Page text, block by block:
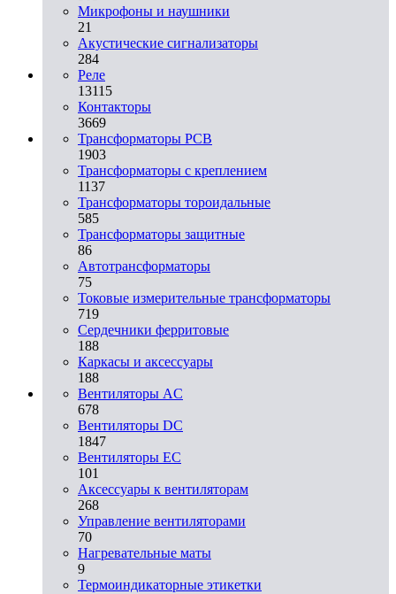
Микрофоны и наушники
21
Акустические сигнализаторы
284
Реле
13115
Контакторы
3669
Трансформаторы PCB
1903
Трансформаторы с креплением
1137
Трансформаторы тороидальные
585
Трансформаторы защитные
86
Автотрансформаторы
75
Токовые измерительные трансформаторы
719
Сердечники ферритовые
188
Каркасы и аксессуары
188
Вентиляторы AC
678
Вентиляторы DC
1847
Вентиляторы EC
101
Аксессуары к вентиляторам
268
Управление вентиляторами
70
Нагревательные маты
9
Термоиндикаторные этикетки